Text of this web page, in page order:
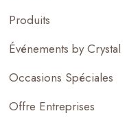
Produits
Événements by Crystal
Occasions Spéciales
Offre Entreprises